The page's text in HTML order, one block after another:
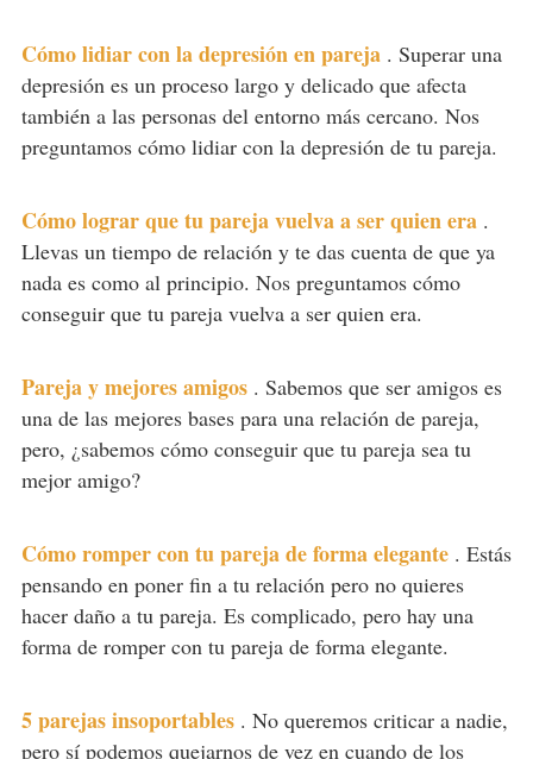
Cómo lidiar con la depresión en pareja . Superar una
depresión es un proceso largo y delicado que afecta
también a las personas del entorno más cercano. Nos
preguntamos cómo lidiar con la depresión de tu pareja.
Cómo lograr que tu pareja vuelva a ser quien era .
Llevas un tiempo de relación y te das cuenta de que ya
nada es como al principio. Nos preguntamos cómo
conseguir que tu pareja vuelva a ser quien era.
Pareja y mejores amigos . Sabemos que ser amigos es
una de las mejores bases para una relación de pareja,
pero, ¿sabemos cómo conseguir que tu pareja sea tu
mejor amigo?
Cómo romper con tu pareja de forma elegante . Estás
pensando en poner fin a tu relación pero no quieres
hacer daño a tu pareja. Es complicado, pero hay una
forma de romper con tu pareja de forma elegante.
5 parejas insoportables . No queremos criticar a nadie,
pero sí podemos quejarnos de vez en cuando de los